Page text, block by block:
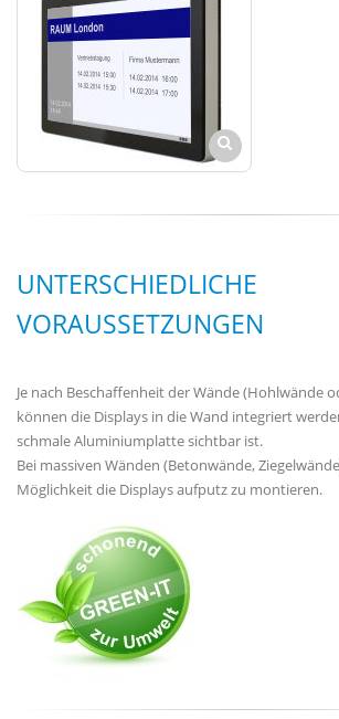
UNTERSCHIEDLICHE
VORAUSSETZUNGEN
Je nach Beschaffenheit der Wände (Hohlwände
können die Displays in die Wand integriert
schmale Aluminiumplatte sichtbar ist.
Bei massiven Wänden (Betonwände,
Möglichkeit die Displays aufputz zu montieren.